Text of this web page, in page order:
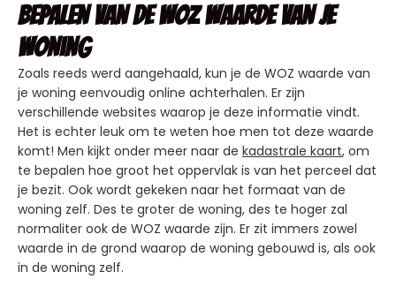
Bepalen van de WOZ waarde van je
woning
Zoals reeds werd aangehaald, kun je de WOZ waarde van
je woning eenvoudig online achterhalen. Er zijn
verschillende websites waarop je deze informatie vindt.
Het is echter leuk om te weten hoe men tot deze waarde
komt! Men kijkt onder meer naar de kadastrale kaart, om
te bepalen hoe groot het oppervlak is van het perceel dat
je bezit. Ook wordt gekeken naar het formaat van de
woning zelf. Des te groter de woning, des te hoger zal
normaliter ook de WOZ waarde zijn. Er zit immers zowel
waarde in de grond waarop de woning gebouwd is, als ook
in de woning zelf.